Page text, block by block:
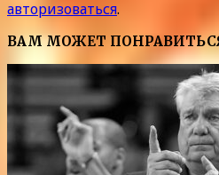
авторизоваться.
ВАМ МОЖЕТ